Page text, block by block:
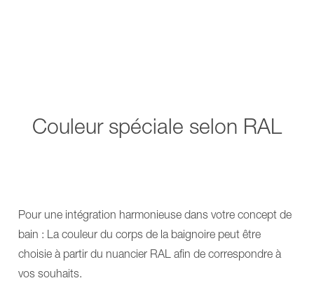
Couleur spéciale selon RAL
Pour une intégration harmonieuse dans votre concept de
bain : La couleur du corps de la baignoire peut être
choisie à partir du nuancier RAL afin de correspondre à
vos souhaits.